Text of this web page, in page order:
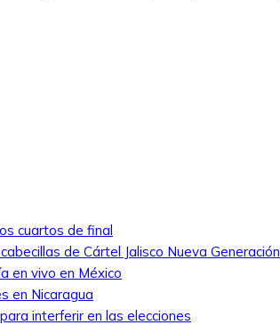
cuartos de final
de Cártel Jalisco Nueva Generación
en vivo en México
en Nicaragua
interferir en las elecciones